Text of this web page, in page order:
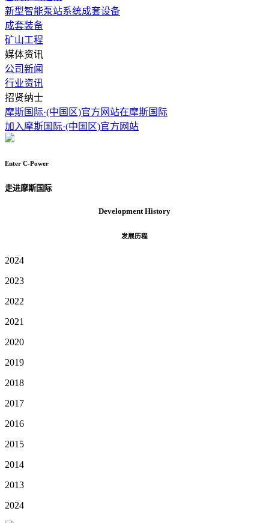
新型智能泵站系统成套设备
成套装备
矿山工程
媒体资讯
公司新闻
行业资讯
招贤纳士
摩斯国际·(中国区)官方网站在摩斯国际
加入摩斯国际·(中国区)官方网站
Enter C-Power
走进摩斯国际
Development History
发展历程
2024
2023
2022
2021
2020
2019
2018
2017
2016
2015
2014
2013
2024